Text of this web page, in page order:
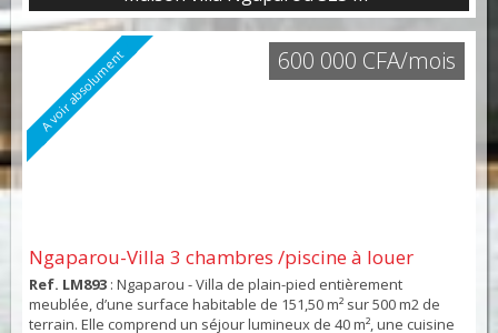
A voir absolument
Ngaparou-Villa 3 chambres /piscine à louer
Ref. LM893 : Ngaparou - Villa de plain-pied entièrement
meublée, d’une surface habitable de 151,50 m² sur 500 m2 de
terrain. Elle comprend un séjour lumineux de 40 m², une cuisine
600 000 CFA/mois